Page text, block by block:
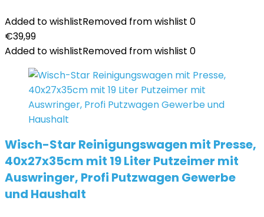
Added to wishlistRemoved from wishlist 0
€39,99
Added to wishlistRemoved from wishlist 0
Wisch-Star Reinigungswagen mit Presse,
40x27x35cm mit 19 Liter Putzeimer mit
Auswringer, Profi Putzwagen Gewerbe
und Haushalt